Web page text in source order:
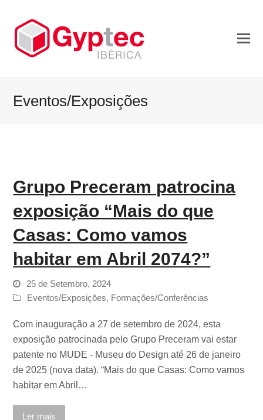
Eventos/Exposições
Grupo Preceram patrocina
exposição “Mais do que
Casas: Como vamos
habitar em Abril 2074?”
25 de Setembro, 2024
Eventos/Exposições, Formações/Conferências
Com inauguração a 27 de setembro de 2024, esta
exposição patrocinada pelo Grupo Preceram vai estar
patente no MUDE - Museu do Design até 26 de janeiro
de 2025 (nova data). “Mais do que Casas: Como vamos
habitar em Abril…
Ler mais